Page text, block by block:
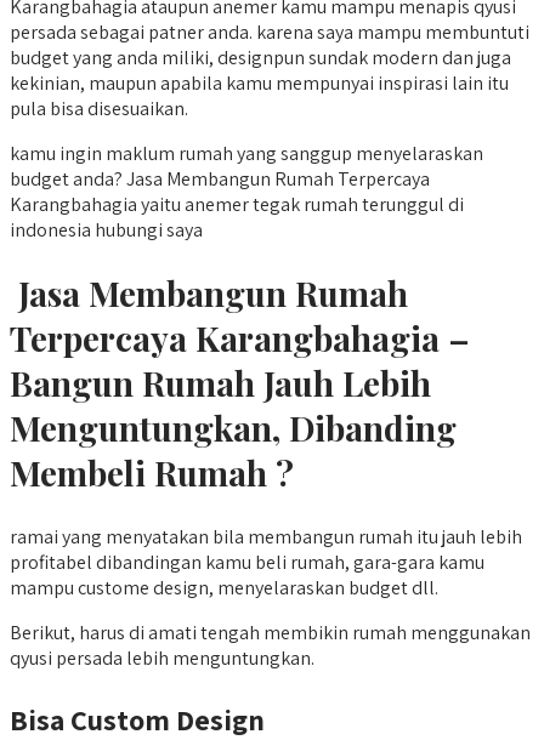
Karangbahagia ataupun anemer kamu mampu menapis qyusi
persada sebagai patner anda. karena saya mampu membuntuti
budget yang anda miliki, designpun sundak modern dan juga
kekinian, maupun apabila kamu mempunyai inspirasi lain itu
pula bisa disesuaikan.
kamu ingin maklum rumah yang sanggup menyelaraskan
budget anda? Jasa Membangun Rumah Terpercaya
Karangbahagia yaitu anemer tegak rumah terunggul di
indonesia hubungi saya
Jasa Membangun Rumah
Terpercaya Karangbahagia –
Bangun Rumah Jauh Lebih
Menguntungkan, Dibanding
Membeli Rumah ?
ramai yang menyatakan bila membangun rumah itu jauh lebih
profitabel dibandingan kamu beli rumah, gara-gara kamu
mampu custome design, menyelaraskan budget dll.
Berikut, harus di amati tengah membikin rumah menggunakan
qyusi persada lebih menguntungkan.
Bisa Custom Design